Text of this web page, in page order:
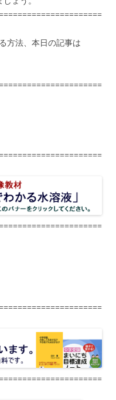
方法、本日の記事は